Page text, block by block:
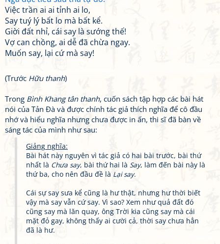
Việc trần ai ai tỉnh ai lo,
Say tuý lý bất lo mà bất kể.
Giời đất nhỉ, cái say là sướng thế!
Vợ can chồng, ai dễ đã chừa ngay.
Muốn say, lại cứ mà say!
(Trước Hữu thanh)
Trong Bình Khang tân thanh, cuốn sách tập hợp các bài hát
nói của Tản Đà và được chính tác giả thích nghĩa để cô đầu
nhớ và hiểu nghĩa nhưng chưa được in ấn, thi sĩ đã bàn về
sáng tác của mình như sau:
Giảng nghĩa:
Bài hát này nguyên vì tác giả có hai bài trước, bài thứ
nhất là Chưa say, bài thứ hai là Say, làm đến bài này là
thứ ba, cho nên đầu đề là Lại say.
Cái sự say sưa kể cũng là hư thật, nhưng hư thời biết
vậy mà say vẫn cứ say. Vì sao? Xem như quả đất đó
cũng say mà lăn quay, ông Trời kia cũng say mà cái
mặt đỏ gay, không thấy ai cười cả, thời say chưa hẳn
đã là hư.